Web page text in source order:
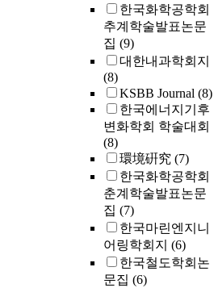
한국화학공학회
추계학술발표논문
집 (9)
대한내과학회지
(8)
KSBB Journal (8)
한국에너지기후
변화학회 학술대회
(8)
環境硏究 (7)
한국화학공학회
춘계학술발표논문
집 (7)
한국마린엔지니
어링학회지 (6)
한국철도학회논
문집 (6)